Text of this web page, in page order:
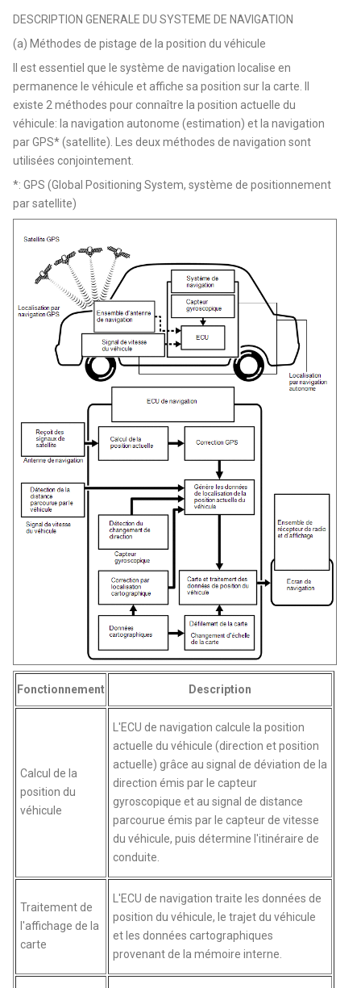
DESCRIPTION GENERALE DU SYSTEME DE NAVIGATION
(a) Méthodes de pistage de la position du véhicule
Il est essentiel que le système de navigation localise en
permanence le véhicule et affiche sa position sur la carte. Il
existe 2 méthodes pour connaître la position actuelle du
véhicule: la navigation autonome (estimation) et la navigation
par GPS* (satellite). Les deux méthodes de navigation sont
utilisées conjointement.
*: GPS (Global Positioning System, système de positionnement
par satellite)
Fonctionnement Description
Calcul de la
position du
véhicule
L'ECU de navigation calcule la position
actuelle du véhicule (direction et position
actuelle) grâce au signal de déviation de la
direction émis par le capteur
gyroscopique et au signal de distance
parcourue émis par le capteur de vitesse
du véhicule, puis détermine l'itinéraire de
conduite.
Traitement de
l'affichage de la
carte
L'ECU de navigation traite les données de
position du véhicule, le trajet du véhicule
et les données cartographiques
provenant de la mémoire interne.